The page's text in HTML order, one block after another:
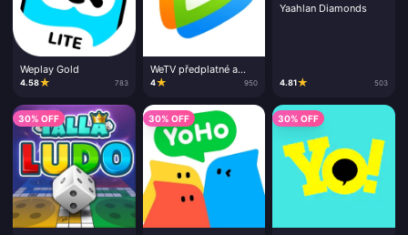
Weplay Gold
4.58★ 783
WeTV předplatné a
mince
4★ 950
Yaahlan Diamonds
4.81★ 503
30% OFF 30% OFF 30% OFF